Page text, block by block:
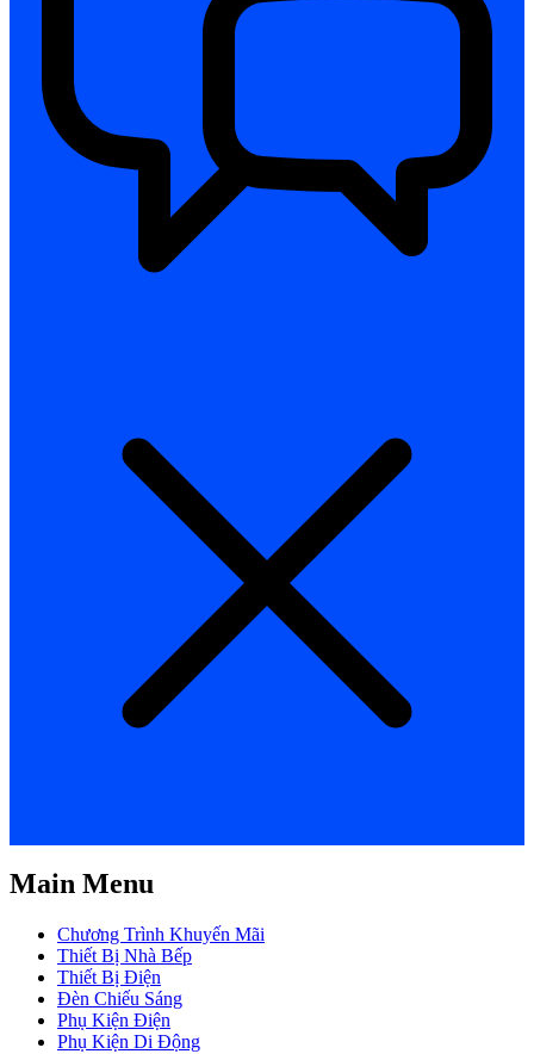
Main Menu
Chương Trình Khuyến Mãi
Thiết Bị Nhà Bếp
Thiết Bị Điện
Đèn Chiếu Sáng
Phụ Kiện Điện
Phụ Kiện Di Động